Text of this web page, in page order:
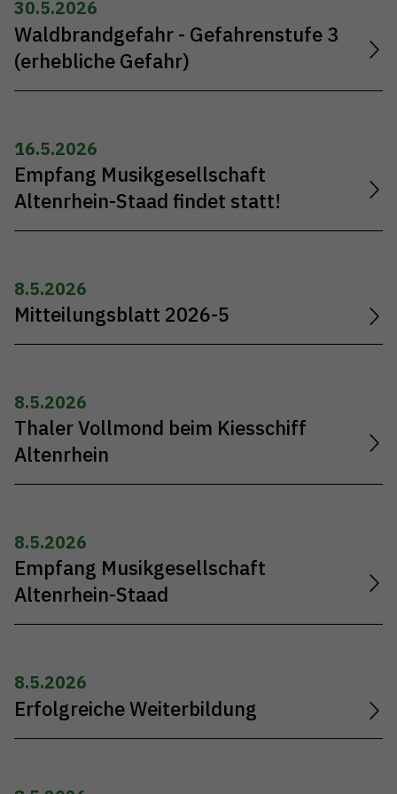
30.5.2026
Waldbrandgefahr - Gefahrenstufe 3
(erhebliche Gefahr)
16.5.2026
Empfang Musikgesellschaft
Altenrhein-Staad findet statt!
8.5.2026
Mitteilungsblatt 2026-5
8.5.2026
Thaler Vollmond beim Kiesschiff
Altenrhein
8.5.2026
Empfang Musikgesellschaft
Altenrhein-Staad
8.5.2026
Erfolgreiche Weiterbildung